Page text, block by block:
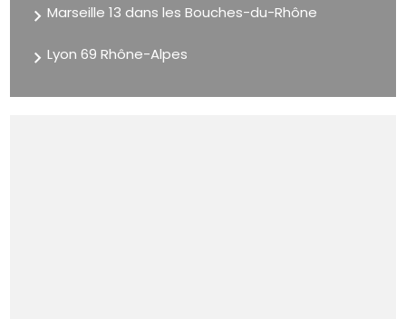
Marseille 13 dans les Bouches-du-Rhône
Lyon 69 Rhône-Alpes